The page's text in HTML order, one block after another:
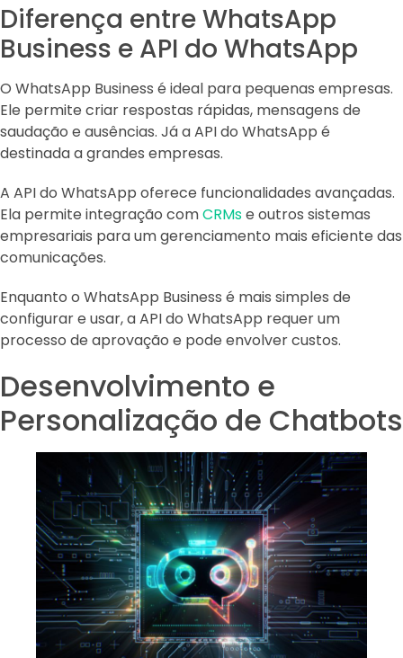
Diferença entre WhatsApp
Business e API do WhatsApp
O WhatsApp Business é ideal para pequenas empresas.
Ele permite criar respostas rápidas, mensagens de
saudação e ausências. Já a API do WhatsApp é
destinada a grandes empresas.
A API do WhatsApp oferece funcionalidades avançadas.
Ela permite integração comCRMse outros sistemas
empresariais para um gerenciamento mais eficiente das
comunicações.
Enquanto o WhatsApp Business é mais simples de
configurar e usar, a API do WhatsApp requer um
processo de aprovação e pode envolver custos.
Desenvolvimento e
Personalização de Chatbots